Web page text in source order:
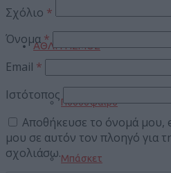
ΑΘΛΗΤΙΣΜΟΣ
Ποδόσφαιρο
Μπάσκετ
Σχόλιο *
Όνομα*
Email *
Ιστότοπος
Αποθήκευσε το όνομά μου,
μου σε αυτόν τον πλοηγό για
σχολιάσω.